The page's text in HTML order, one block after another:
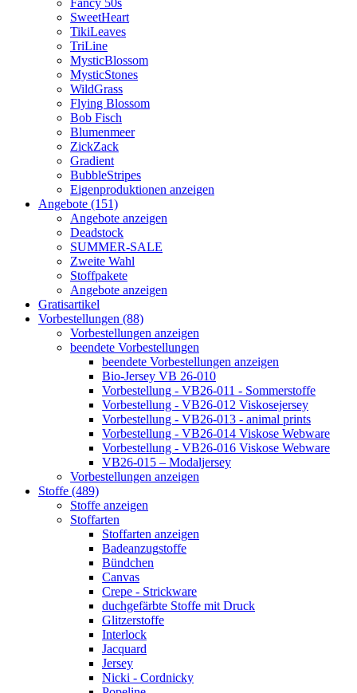
Fancy 50s
SweetHeart
TikiLeaves
TriLine
MysticBlossom
MysticStones
WildGrass
Flying Blossom
Bob Fisch
Blumenmeer
ZickZack
Gradient
BubbleStripes
Eigenproduktionen anzeigen
Angebote (151)
Angebote anzeigen
Deadstock
SUMMER-SALE
Zweite Wahl
Stoffpakete
Angebote anzeigen
Gratisartikel
Vorbestellungen (88)
Vorbestellungen anzeigen
beendete Vorbestellungen
beendete Vorbestellungen anzeigen
Bio-Jersey VB 26-010
Vorbestellung - VB26-011 - Sommerstoffe
Vorbestellung - VB26-012 Viskosejersey
Vorbestellung - VB26-013 - animal prints
Vorbestellung - VB26-014 Viskose Webware
Vorbestellung - VB26-016 Viskose Webware
VB26-015 – Modaljersey
Vorbestellungen anzeigen
Stoffe (489)
Stoffe anzeigen
Stoffarten
Stoffarten anzeigen
Badeanzugstoffe
Bündchen
Canvas
Crepe - Strickware
duchgefärbte Stoffe mit Druck
Glitzerstoffe
Interlock
Jacquard
Jersey
Nicki - Cordnicky